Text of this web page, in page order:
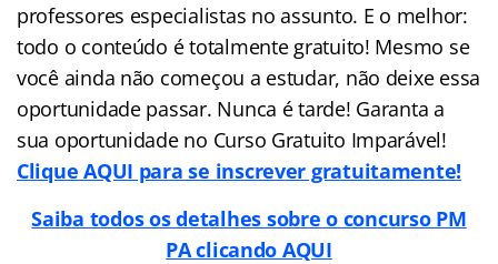
professores especialistas no assunto. E o melhor:
todo o conteúdo é totalmente gratuito! Mesmo se
você ainda não começou a estudar, não deixe essa
oportunidade passar. Nunca é tarde! Garanta a
sua oportunidade no Curso Gratuito Imparável!
Clique AQUI para se inscrever gratuitamente!
Saiba todos os detalhes sobre o concurso PM
PA clicando AQUI